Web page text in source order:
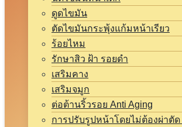
ดูดไขมัน
ตัดไขมันกระพุ้งแก้มหน้าเรียว
ร้อยไหม
รักษาสิว ฝ้า รอยดำ
เสริมคาง
เสริมจมูก
ต่อต้านริ้วรอย Anti Aging
การปรับรูปหน้าโดยไม่ต้องผ่าตัด